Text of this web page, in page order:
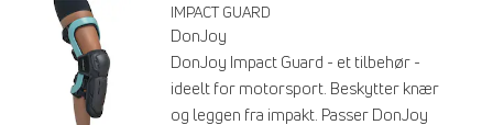
IMPACT GUARD
DonJoy
DonJoy Impact Guard - et tilbehør -
ideelt for motorsport. Beskytter knær
og leggen fra impakt. Passer DonJoy